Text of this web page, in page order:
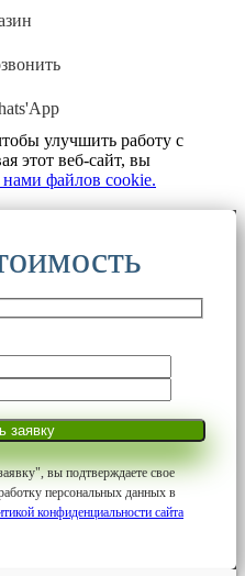
улучшить работу с
этот веб-сайт, вы
нами файлов cookie.
вы подтверждаете свое
персональных данных в
конфиденциальности сайта